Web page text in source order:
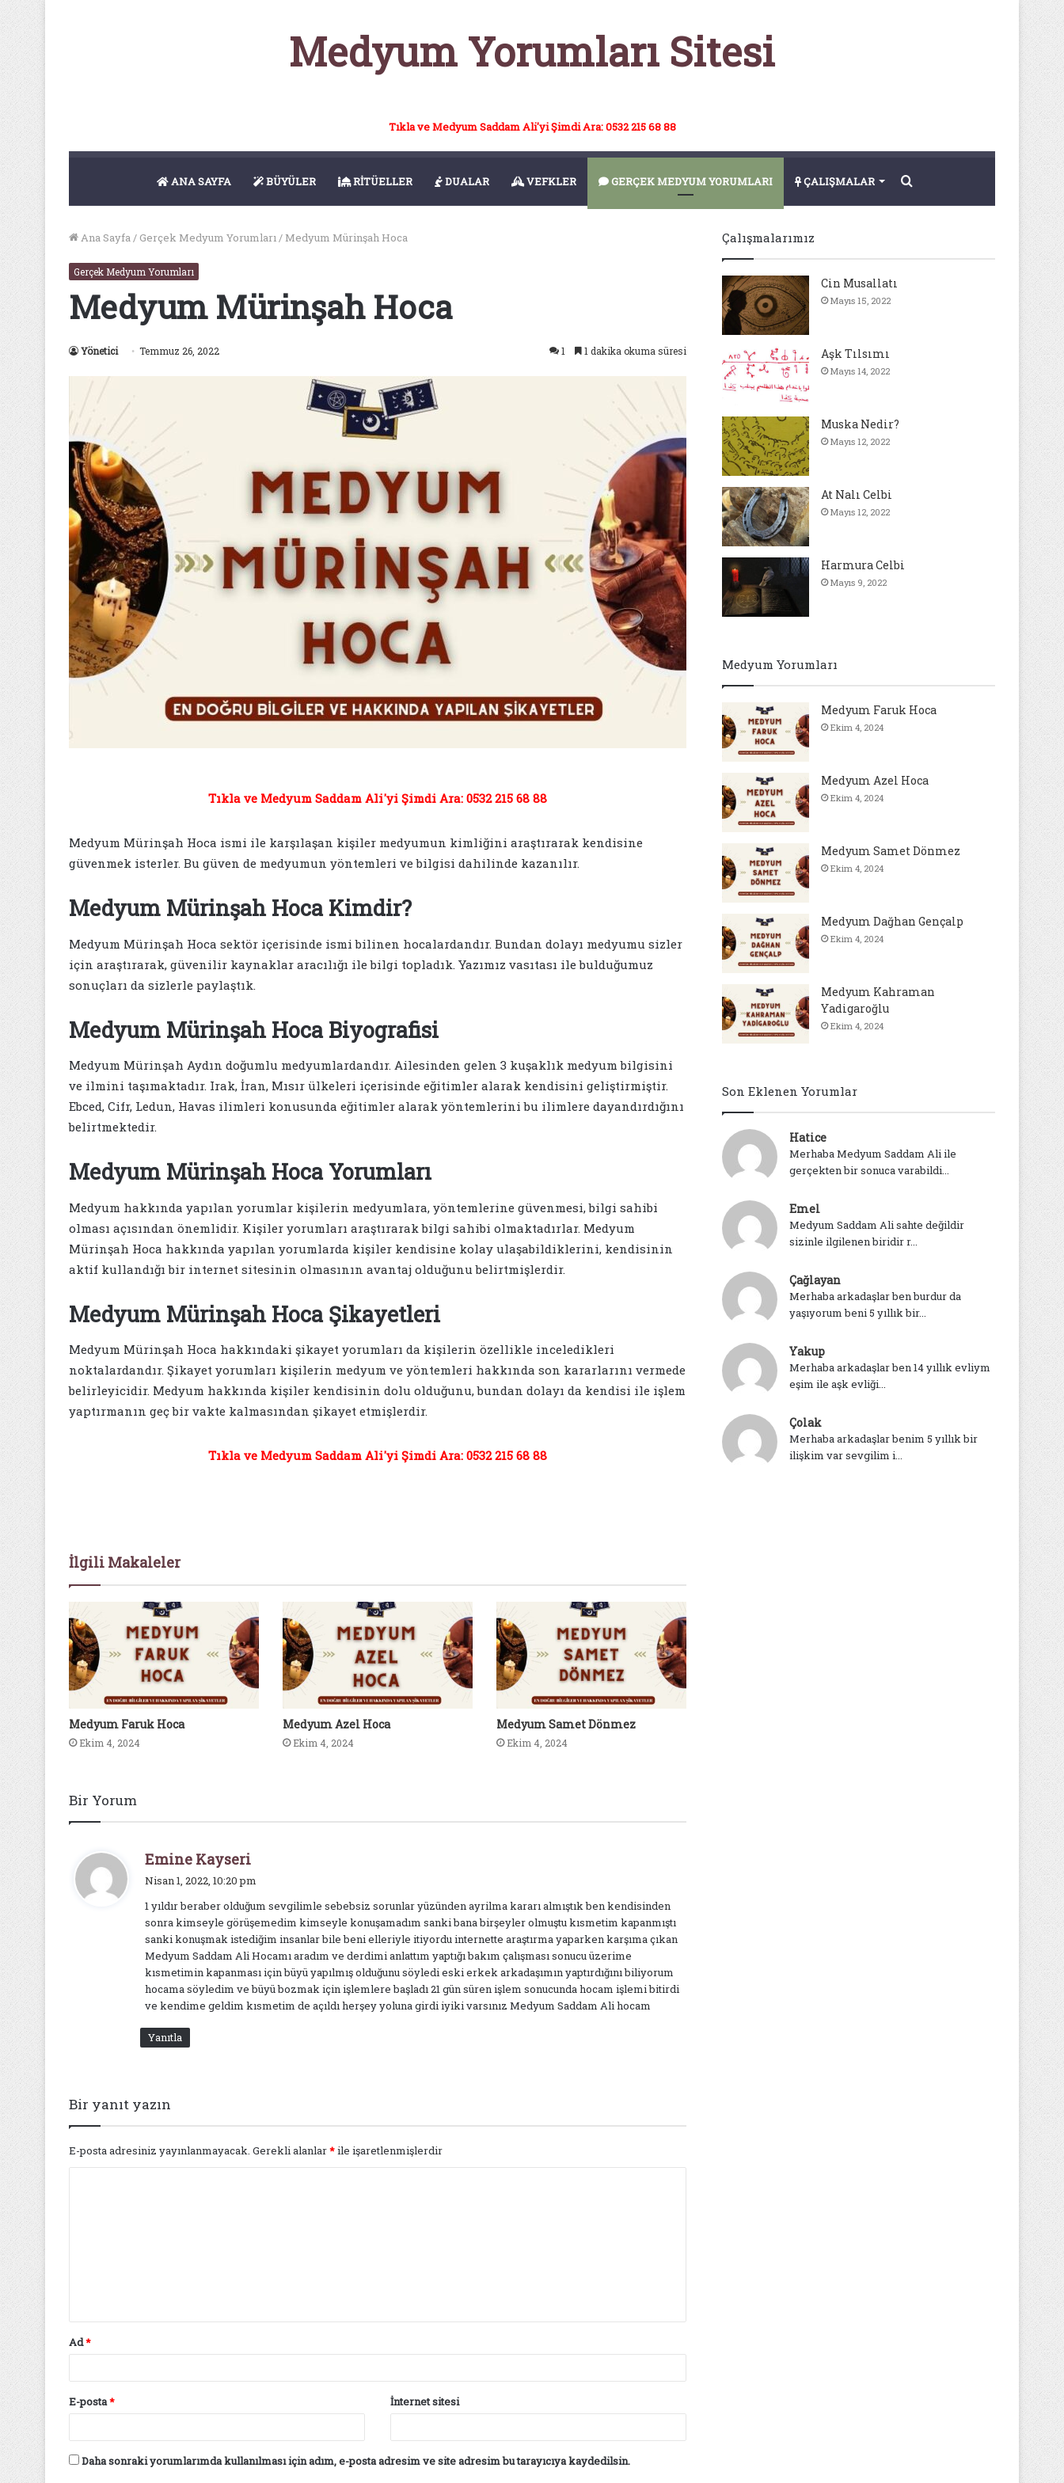
Medyum Yorumları Sitesi
Tıkla ve Medyum Saddam Ali'yi Şimdi Ara: 0532 215 68 88
ANA SAYFA BÜYÜLER RİTÜELLER DUALAR VEFKLER GERÇEK MEDYUM YORUMLARI ÇALIŞMALAR
Ana Sayfa/ Gerçek Medyum Yorumları/ Medyum Mürinşah Hoca
Gerçek Medyum Yorumları
Medyum Mürinşah Hoca
Yönetici Temmuz 26, 2022 1 1 dakika okuma süresi
Tıkla ve Medyum Saddam Ali'yi Şimdi Ara: 0532 215 68 88
Medyum Mürinşah Hoca ismi ile karşılaşan kişiler medyumun kimliğini araştırarak kendisine
güvenmek isterler. Bu güven de medyumun yöntemleri ve bilgisi dahilinde kazanılır.
Medyum Mürinşah Hoca Kimdir?
Medyum Mürinşah Hoca sektör içerisinde ismi bilinen hocalardandır. Bundan dolayı medyumu sizler
için araştırarak, güvenilir kaynaklar aracılığı ile bilgi topladık. Yazımız vasıtası ile bulduğumuz
sonuçları da sizlerle paylaştık.
Medyum Mürinşah Hoca Biyografisi
Medyum Mürinşah Aydın doğumlu medyumlardandır. Ailesinden gelen 3 kuşaklık medyum bilgisini
ve ilmini taşımaktadır. Irak, İran, Mısır ülkeleri içerisinde eğitimler alarak kendisini geliştirmiştir.
Ebced, Cifr, Ledun, Havas ilimleri konusunda eğitimler alarak yöntemlerini bu ilimlere dayandırdığını
belirtmektedir.
Medyum Mürinşah Hoca Yorumları
Medyum hakkında yapılan yorumlar kişilerin medyumlara, yöntemlerine güvenmesi, bilgi sahibi
olması açısından önemlidir. Kişiler yorumları araştırarak bilgi sahibi olmaktadırlar. Medyum
Mürinşah Hoca hakkında yapılan yorumlarda kişiler kendisine kolay ulaşabildiklerini, kendisinin
aktif kullandığı bir internet sitesinin olmasının avantaj olduğunu belirtmişlerdir.
Medyum Mürinşah Hoca Şikayetleri
Medyum Mürinşah Hoca hakkındaki şikayet yorumları da kişilerin özellikle inceledikleri
noktalardandır. Şikayet yorumları kişilerin medyum ve yöntemleri hakkında son kararlarını vermede
belirleyicidir. Medyum hakkında kişiler kendisinin dolu olduğunu, bundan dolayı da kendisi ile işlem
yaptırmanın geç bir vakte kalmasından şikayet etmişlerdir.
Tıkla ve Medyum Saddam Ali'yi Şimdi Ara: 0532 215 68 88
İlgili Makaleler
Medyum Faruk Hoca
Ekim 4, 2024
Medyum Azel Hoca
Ekim 4, 2024
Medyum Samet Dönmez
Ekim 4, 2024
Bir Yorum
Emine Kayseri
i
k
i
Nisan 1, 2022, 10:20 pm
1 yıldır beraber olduğum sevgilimle sebebsiz sorunlar yüzünden ayrilma kararı almıştık ben kendisinden
sonra kimseyle görüşemedim kimseyle konuşamadım sanki bana birşeyler olmuştu kısmetim kapanmıştı
sanki konuşmak istediğim insanlar bile beni elleriyle itiyordu internette araştırma yaparken karşıma çıkan
Medyum Saddam Ali Hocamı aradım ve derdimi anlattım yaptığı bakım çalışması sonucu üzerime
kısmetimin kapanması için büyü yapılmış olduğunu söyledi eski erkek arkadaşımın yaptırdığını biliyorum
hocama söyledim ve büyü bozmak için işlemlere başladı 21 gün süren işlem sonucunda hocam işlemi bitirdi
ve kendime geldim kısmetim de açıldı herşey yoluna girdi iyiki varsınız Medyum Saddam Ali hocam
Yanıtla
Bir yanıt yazın
E-posta adresiniz yayınlanmayacak. Gerekli alanlar*ile işaretlenmişlerdir
Ad*
E-posta* İnternet sitesi
Daha sonraki yorumlarımda kullanılması için adım, e-posta adresim ve site adresim bu tarayıcıya kaydedilsin.
Çalışmalarımız
Cin Musallatı
Mayıs 15, 2022
Aşk Tılsımı
Mayıs 14, 2022
Muska Nedir?
Mayıs 12, 2022
At Nalı Celbi
Mayıs 12, 2022
Harmura Celbi
Mayıs 9, 2022
Medyum Yorumları
Medyum Faruk Hoca
Ekim 4, 2024
Medyum Azel Hoca
Ekim 4, 2024
Medyum Samet Dönmez
Ekim 4, 2024
Medyum Dağhan Gençalp
Ekim 4, 2024
Medyum Kahraman
Yadigaroğlu
Ekim 4, 2024
Son Eklenen Yorumlar
Hatice
Merhaba Medyum Saddam Ali ile
gerçekten bir sonuca varabildi...
Emel
Medyum Saddam Ali sahte değildir
sizinle ilgilenen biridir r...
Çağlayan
Merhaba arkadaşlar ben burdur da
yaşıyorum beni 5 yıllık bir...
Yakup
Merhaba arkadaşlar ben 14 yıllık evliym
eşim ile aşk evliği...
Çolak
Merhaba arkadaşlar benim 5 yıllık bir
ilişkim var sevgilim i...